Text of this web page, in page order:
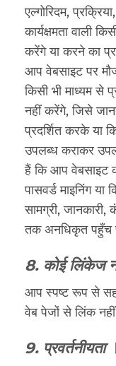
एल्गोरिदम,
कार्यक्षमता वाली
करेंगे या करने का
आप वेबसाइट पर
किसी भी माध्यम से
नहीं करेंगे, जिसे
प्रदर्शित करके या
उपलब्ध कराकर
हैं कि आप वेबसाइट
पासवर्ड माइनिंग
सामग्री,
तक अनधिकृत पहुँच
8. कोई लिंकेज
आप स्पष्ट रूप से
वेब पेजों से लिंक
9. प्रवर्तनीयता